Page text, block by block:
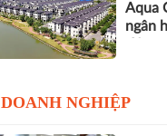
Aqua
ngân
DOANH NGHIỆP